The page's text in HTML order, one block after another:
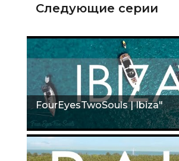
Следующие серии
FourEyesTwoSouls | Ibiza"